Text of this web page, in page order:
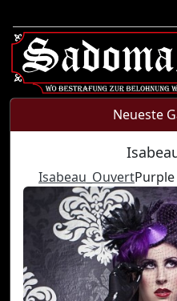
Neueste
Isabeau_OuvertPurple